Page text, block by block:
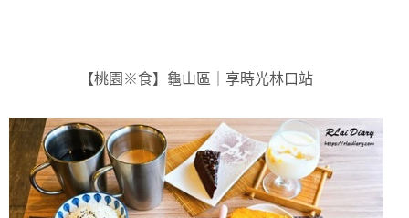
【桃園※食】龜山區｜享時光林口站